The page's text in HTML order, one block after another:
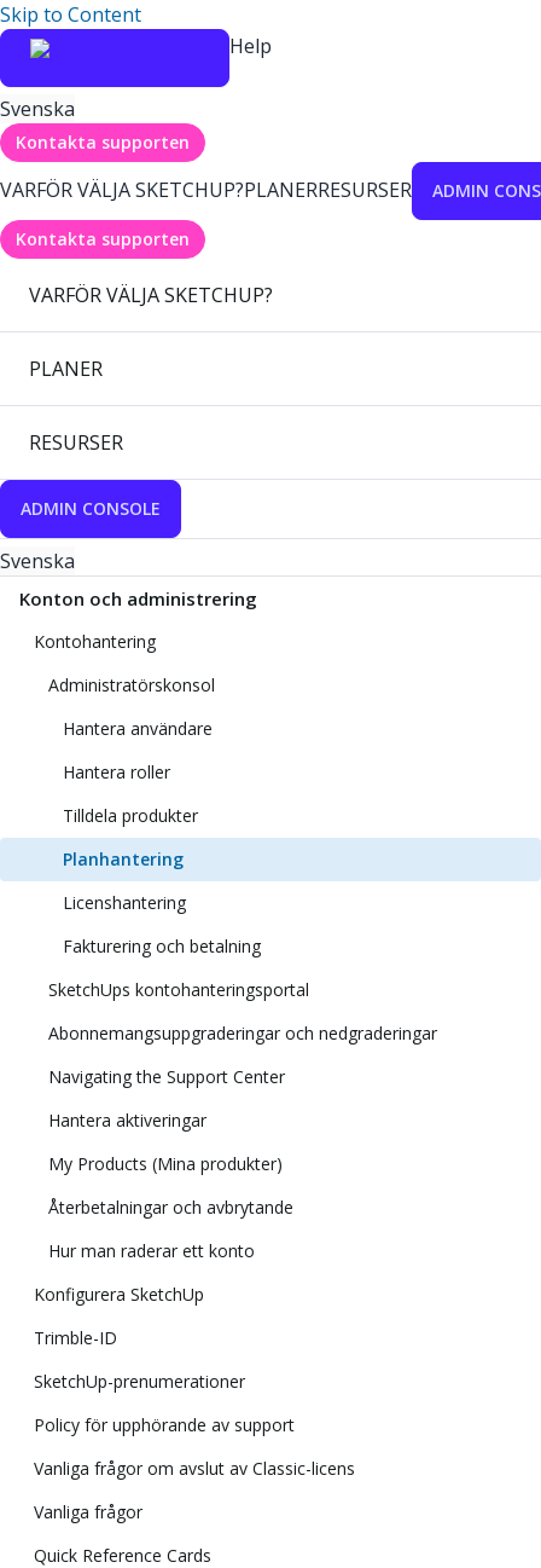
Skip to Content
Help
Svenska
Kontakta supporten
VARFÖR VÄLJA SKETCHUP?PLANERRESURSER ADMIN
Kontakta supporten
VARFÖR VÄLJA SKETCHUP?
PLANER
RESURSER
ADMIN CONSOLE
Svenska
Konton och administrering
Kontohantering
Administratörskonsol
Hantera användare
Hantera roller
Tilldela produkter
Planhantering
Licenshantering
Fakturering och betalning
SketchUps kontohanteringsportal
Abonnemangsuppgraderingar och nedgraderingar
Navigating the Support Center
Hantera aktiveringar
My Products (Mina produkter)
Återbetalningar och avbrytande
Hur man raderar ett konto
Konfigurera SketchUp
Trimble-ID
SketchUp-prenumerationer
Policy för upphörande av support
Vanliga frågor om avslut av Classic-licens
Vanliga frågor
Quick Reference Cards